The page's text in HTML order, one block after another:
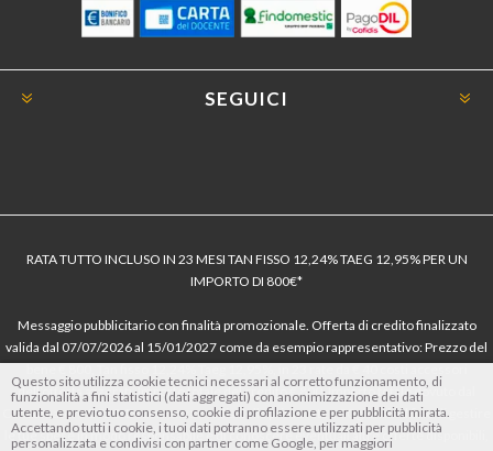
SEGUICI
RATA TUTTO INCLUSO IN 23 MESI TAN FISSO 12,24% TAEG 12,95% PER UN
IMPORTO DI 800€*
Messaggio pubblicitario con finalità promozionale. Offerta di credito finalizzato
valida dal 07/07/2026 al 15/01/2027 come da esempio rappresentativo: Prezzo del
dell’offerta azzerati. Importo totale del credito € 800. Importo totale dovuto dal
Consumatore € 920. Decorrenza media della prima rata a 90 giorni. Al fine di gestire
le tue spese in modo responsabile e di conoscere eventuali altre offerte disponibili,
Questo sito utilizza cookie tecnici necessari al corretto funzionamento, di
funzionalità a fini statistici (dati aggregati) con anonimizzazione dei dati
utente, e previo tuo consenso, cookie di profilazione e per pubblicità mirata.
Accettando tutti i cookie, i tuoi dati potranno essere utilizzati per pubblicità
personalizzata e condivisi con partner come Google, per maggiori